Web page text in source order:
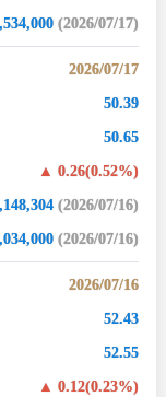
(2026/07/17)
2026/07/17
50.39
50.65
0.26(0.52%)
(2026/07/16)
(2026/07/16)
2026/07/16
52.43
52.55
0.12(0.23%)